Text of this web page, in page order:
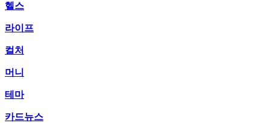
헬스
라이프
컬처
머니
테마
카드뉴스